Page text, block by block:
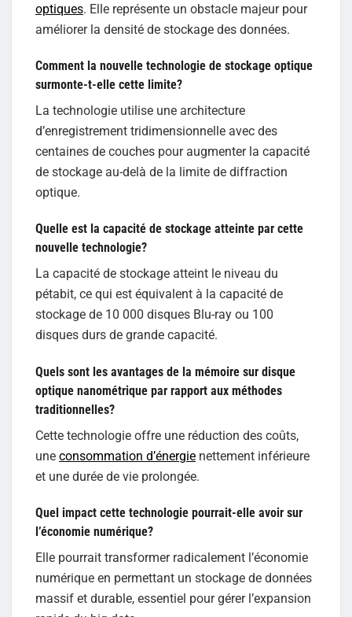
optiques. Elle représente un obstacle majeur pour
améliorer la densité de stockage des données.
Comment la nouvelle technologie de stockage optique
surmonte-t-elle cette limite?
La technologie utilise une architecture
d’enregistrement tridimensionnelle avec des
centaines de couches pour augmenter la capacité
de stockage au-delà de la limite de diffraction
optique.
Quelle est la capacité de stockage atteinte par cette
nouvelle technologie?
La capacité de stockage atteint le niveau du
pétabit, ce qui est équivalent à la capacité de
stockage de 10 000 disques Blu-ray ou 100
disques durs de grande capacité.
Quels sont les avantages de la mémoire sur disque
optique nanométrique par rapport aux méthodes
traditionnelles?
Cette technologie offre une réduction des coûts,
une consommation d’énergie nettement inférieure
et une durée de vie prolongée.
Quel impact cette technologie pourrait-elle avoir sur
l’économie numérique?
Elle pourrait transformer radicalement l’économie
numérique en permettant un stockage de données
massif et durable, essentiel pour gérer l’expansion